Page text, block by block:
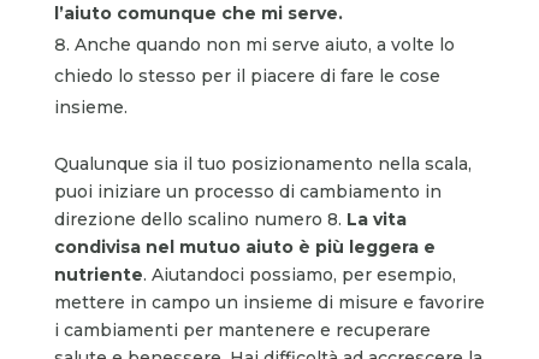
l’aiuto comunque che mi serve.
Anche quando non mi serve aiuto, a volte lo
chiedo lo stesso per il piacere di fare le cose
insieme.
Qualunque sia il tuo posizionamento nella scala,
puoi iniziare un processo di cambiamento in
direzione dello scalino numero 8. La vita
condivisa nel mutuo aiuto è più leggera e
nutriente. Aiutandoci possiamo, per esempio,
mettere in campo un insieme di misure e favorire
i cambiamenti per mantenere e recuperare